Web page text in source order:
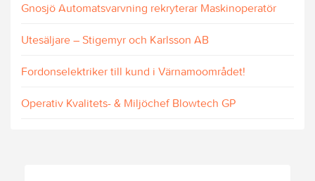
Gnosjö Automatsvarvning rekryterar Maskinoperatör
Utesäljare – Stigemyr och Karlsson AB
Fordonselektriker till kund i Värnamoområdet!
Operativ Kvalitets- & Miljöchef Blowtech GP